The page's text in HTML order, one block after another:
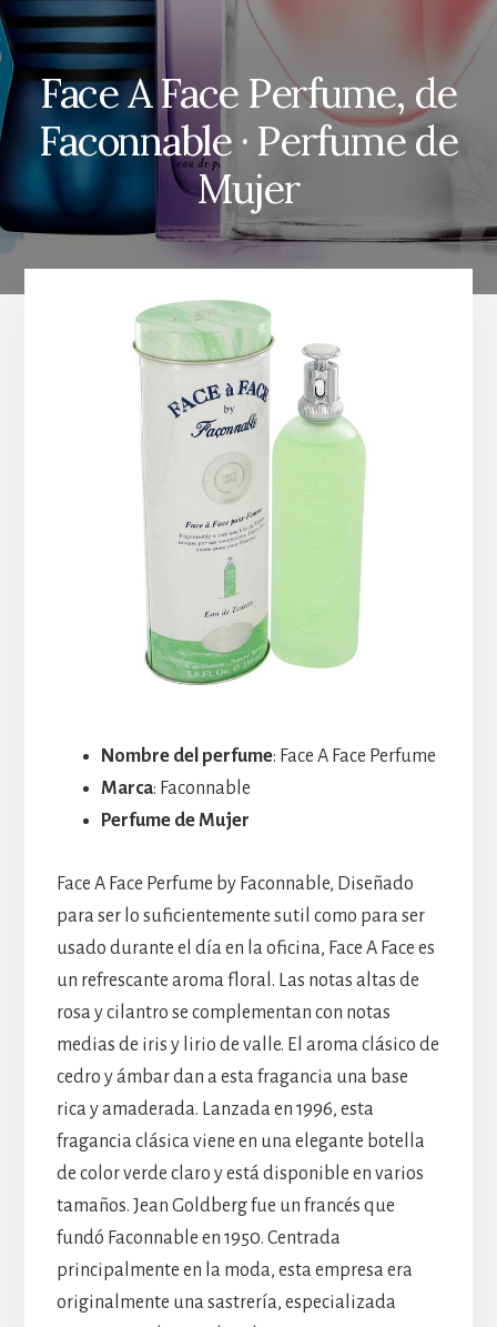
Face A Face Perfume, de
Faconnable · Perfume de
Mujer
Nombre del perfume: Face A Face Perfume
Marca: Faconnable
Perfume de Mujer
Face A Face Perfume by Faconnable, Diseñado
para ser lo suficientemente sutil como para ser
usado durante el día en la oficina, Face A Face es
un refrescante aroma floral. Las notas altas de
rosa y cilantro se complementan con notas
medias de iris y lirio de valle. El aroma clásico de
cedro y ámbar dan a esta fragancia una base
rica y amaderada. Lanzada en 1996, esta
fragancia clásica viene en una elegante botella
de color verde claro y está disponible en varios
tamaños. Jean Goldberg fue un francés que
fundó Faconnable en 1950. Centrada
principalmente en la moda, esta empresa era
originalmente una sastrería, especializada